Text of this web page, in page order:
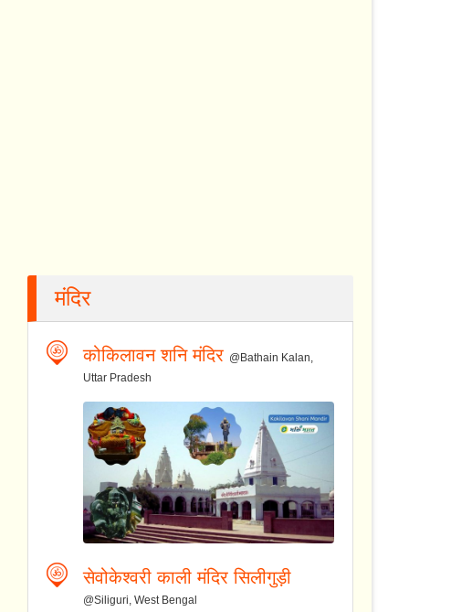
मंदिर
कोकिलावन शनि मंदिर @Bathain Kalan,
Uttar Pradesh
सेवोकेश्वरी काली मंदिर सिलीगुड़ी
@Siliguri, West Bengal